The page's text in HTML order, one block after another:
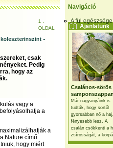
Navigáció
A fül egészsége
Ajánlatunk
Csalános-sörös
samponszappan
Már nagyanyáink is
tudták, hogy sörtől
gyorsabban nő a haj,
fényesebb lesz. A
csalán csökkenti a
zsírosságát, a
1 .
OLDAL
koleszterinszint -
csak
Pedig
hogy az
vagy a
a
a
Nature című
hogy miért